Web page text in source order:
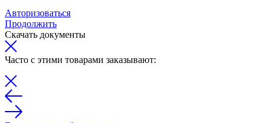
Авторизоваться
Продолжить
Скачать документы
Часто с этими товарами заказывают: